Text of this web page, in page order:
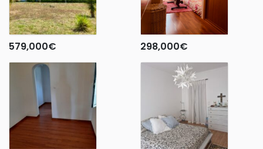
579,000€ 298,000€